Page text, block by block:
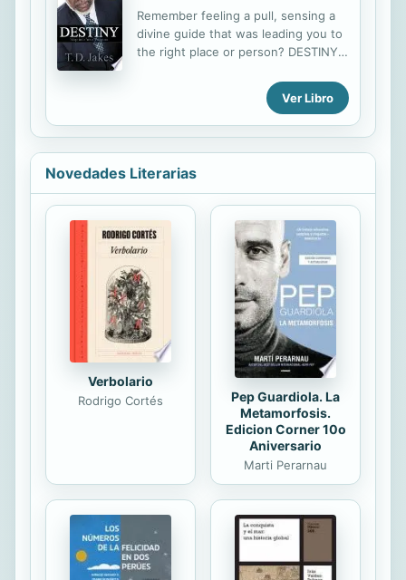
Matter).Keating gives an overview of
the history of contemplative prayer
in the Christian tradition, and step-
by-step guidance in the method of
centering prayer. This book is
designed to initiate the reader into a
deep, living relationship with God.
Remember feeling a pull, sensing a
divine guide that was leading you to
the right place or person? DESTINY,
fulfillment of your highest purpose.
When you reflect on your life, you
may be amazed that your greatest
moments resulted from
control or initiate. You were
destined! Stepping into your destiny
means fulfilling the role you were
created to play in life. You thrive and
find the great elixir of contentment
when you have the courage to
pursue your true purpose. Life
offers more when destiny is our
focus! Our divine purpose...
Ver Libro
Novedades Literarias
Verbolario
Rodrigo Cortés
Pep Guardiola. La
Metamorfosis.
Edicion Corner 10o
Aniversario
Marti Perarnau